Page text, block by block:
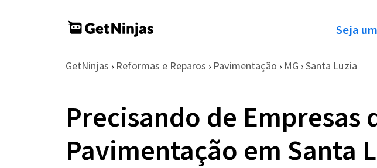
Seja
GetNinjas › Reformas e Reparos › Pavimentação › MG › Santa Luzia
Precisando de Empresas
Pavimentação em Santa